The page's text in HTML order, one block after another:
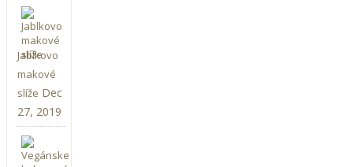
Jablkovo
makové
slíže Dec
27, 2019